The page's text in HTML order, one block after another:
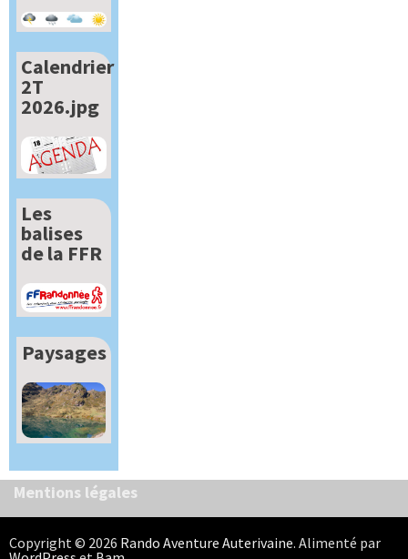
Calendrier
2T
2026.jpg
Les
balises
de la FFR
Paysages
Mentions légales
Copyright © 2026 Rando Aventure Auterivaine. Alimenté par